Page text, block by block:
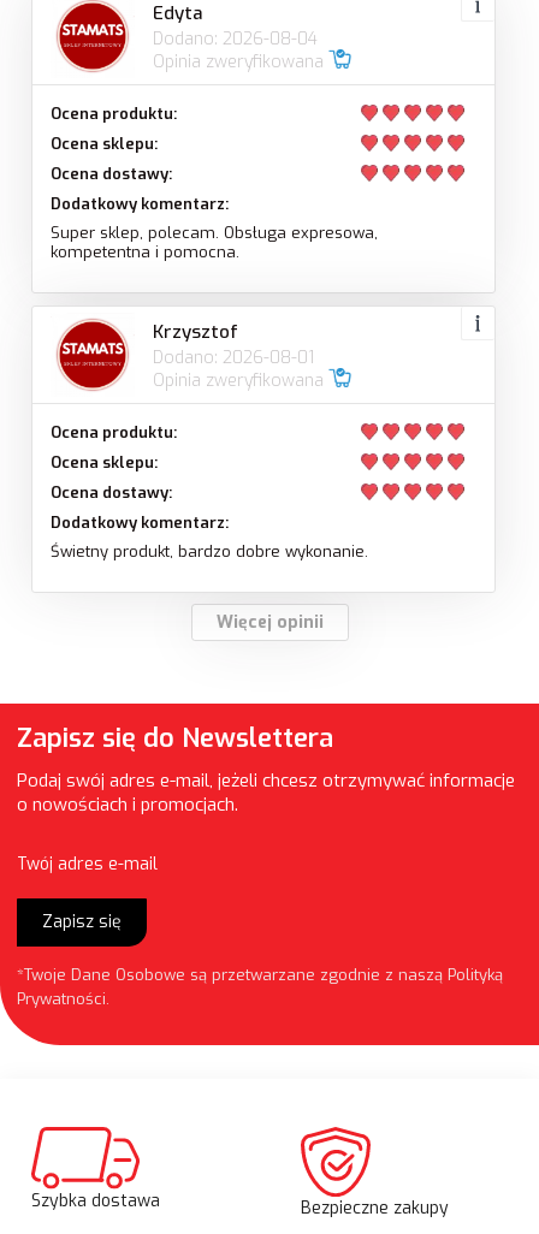
Edyta
Dodano: 2026-08-04
Opinia zweryfikowana
Ocena produktu:
Ocena sklepu:
Ocena dostawy:
Dodatkowy komentarz:
Super sklep, polecam. Obsługa expresowa,
kompetentna i pomocna.
Krzysztof
Dodano: 2026-08-01
Opinia zweryfikowana
Ocena produktu:
Ocena sklepu:
Ocena dostawy:
Dodatkowy komentarz:
Świetny produkt, bardzo dobre wykonanie.
Więcej opinii
Zapisz się do Newslettera
Podaj swój adres e-mail, jeżeli chcesz otrzymywać informacje
o nowościach i promocjach.
Twój adres e-mail
Zapisz się
*Twoje Dane Osobowe są przetwarzane zgodnie z naszą Polityką
Prywatności.
Szybka dostawa Bezpieczne zakupy